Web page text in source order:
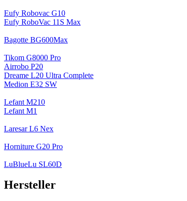
Eufy Robovac G10
Eufy RoboVac 11S Max
Bagotte BG600Max
Tikom G8000 Pro
Airrobo P20
Dreame L20 Ultra Complete
Medion E32 SW
Lefant M210
Lefant M1
Laresar L6 Nex
Horniture G20 Pro
LuBlueLu SL60D
Hersteller